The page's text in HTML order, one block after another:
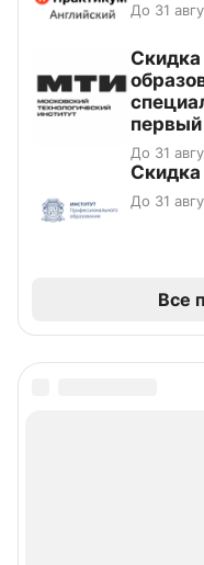
До 31
первый
До 31
Скидка
До 31
Все